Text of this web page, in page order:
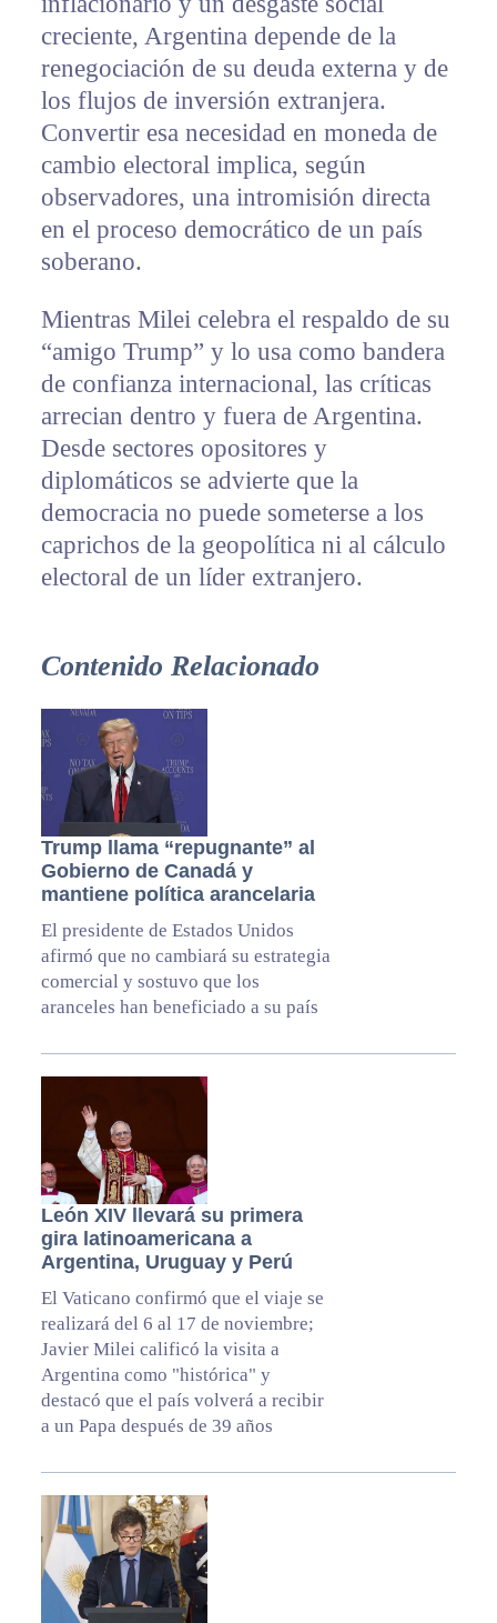
creciente, Argentina depende de la
renegociación de su deuda externa y de
los flujos de inversión extranjera.
Convertir esa necesidad en moneda de
cambio electoral implica, según
observadores, una intromisión directa
en el proceso democrático de un país
soberano.
Mientras Milei celebra el respaldo de su
“amigo Trump” y lo usa como bandera
de confianza internacional, las críticas
arrecian dentro y fuera de Argentina.
Desde sectores opositores y
diplomáticos se advierte que la
democracia no puede someterse a los
caprichos de la geopolítica ni al cálculo
electoral de un líder extranjero.
Contenido Relacionado
Trump llama “repugnante” al
Gobierno de Canadá y
mantiene política arancelaria
El presidente de Estados Unidos
afirmó que no cambiará su estrategia
comercial y sostuvo que los
aranceles han beneficiado a su país
León XIV llevará su primera
gira latinoamericana a
Argentina, Uruguay y Perú
El Vaticano confirmó que el viaje se
realizará del 6 al 17 de noviembre;
Javier Milei calificó la visita a
Argentina como "histórica" y
destacó que el país volverá a recibir
a un Papa después de 39 años